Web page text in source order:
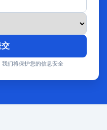
交
们将保护您的信息安全